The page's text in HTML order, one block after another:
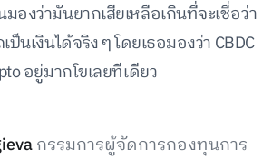
องว่ามันยากเสียเหลือเกินที่จะเชื่อว่า
ป็นเงินได้จริง ๆ โดยเธอมองว่า CBDC
อยู่มากโขเลยทีเดียว
กรรมการผู้จัดการกองทุนการ